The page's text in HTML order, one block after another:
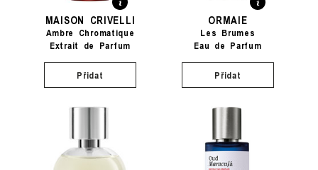
MAISON CRIVELLI
Ambre Chromatique
Extrait de Parfum
Přidat
ORMAIE
Les Brumes
Eau de Parfum
Přidat